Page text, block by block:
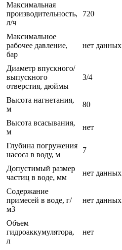
Максимальная
производительность,
л/ч
720
Максимальное
рабочее давление,
бар
нет данных
Диаметр впускного/
выпускного
отверстия, дюймы
3/4
Высота нагнетания,
м
80
Высота всасывания,
м
нет
Глубина погружения
насоса в воду, м
7
Допустимый размер
частиц в воде, мм
нет данных
Содержание
примесей в воде, г/
м3
нет данных
Объем
гидроаккумулятора,
л
нет